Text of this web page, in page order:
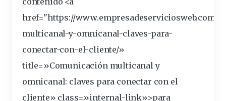
href="https://www.empresadeserviciosweb.com/
multicanal-y-omnicanal-claves-para-
conectar-con-el-cliente/»
title=»Comunicación multicanal y
omnicanal: claves para conectar con el
cliente» class=»internal-link»>para